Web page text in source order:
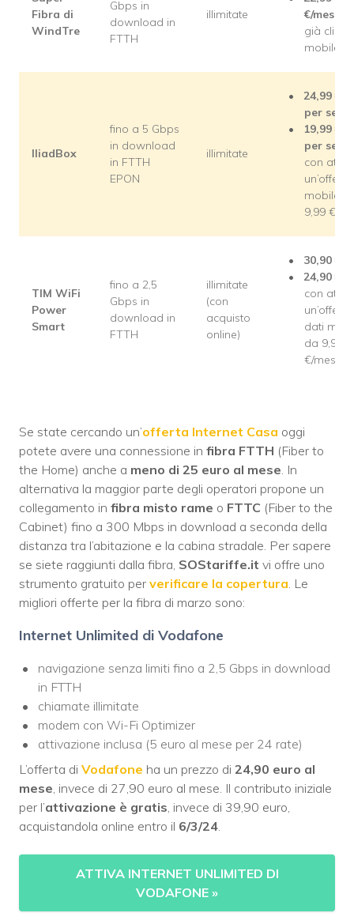
Fibra di
WindTre
Gbps in
download in
FTTH
illimitate
€/mese
già clienti
mobile
IliadBox
fino a 5 Gbps
in download
in FTTH
EPON
illimitate
24,99
per
19,99
per
con attiva
un’offerta
mobile
9,99 €/
TIM WiFi
Power
Smart
fino a 2,5
Gbps in
download in
FTTH
illimitate
(con
acquisto
online)
30,90
24,90
con attiva
un’offerta
dati
da 9,99
€/mese
Se state cercando un’offerta Internet Casa oggi
potete avere una connessione in fibra FTTH (Fiber to
the Home) anche a meno di 25 euro al mese. In
alternativa la maggior parte degli operatori propone un
collegamento in fibra misto rame o FTTC (Fiber to the
Cabinet) fino a 300 Mbps in download a seconda della
distanza tra l’abitazione e la cabina stradale. Per sapere
se siete raggiunti dalla fibra, SOStariffe.it vi offre uno
strumento gratuito per verificare la copertura. Le
migliori offerte per la fibra di marzo sono:
Internet Unlimited di Vodafone
navigazione senza limiti fino a 2,5 Gbps in download
in FTTH
chiamate illimitate
modem con Wi-Fi Optimizer
attivazione inclusa (5 euro al mese per 24 rate)
L’offerta di Vodafone ha un prezzo di 24,90 euro al
mese, invece di 27,90 euro al mese. Il contributo iniziale
per l’attivazione è gratis, invece di 39,90 euro,
acquistandola online entro il 6/3/24.
ATTIVA INTERNET UNLIMITED DI
VODAFONE »